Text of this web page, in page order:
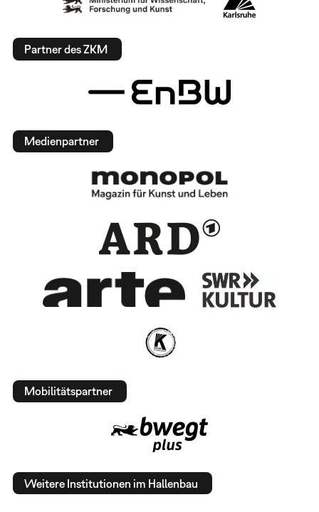
Partner des ZKM
Medienpartner
Mobilitätspartner
Weitere Institutionen im Hallenbau